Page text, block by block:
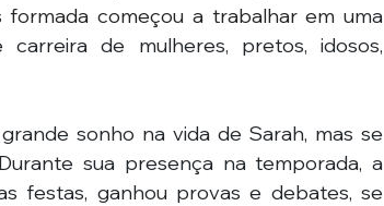
formada começou a trabalhar em uma
de mulheres, pretos, idosos,
sonho na vida de Sarah, mas se
sua presença na temporada, a
festas, ganhou provas e debates, se